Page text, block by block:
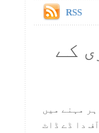
RSS
کے
مہنے میں
آف دا ڈے ڈاٹ